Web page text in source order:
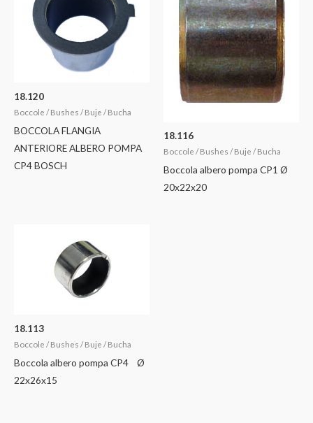
18.120
Boccole / Bushes / Buje / Bucha
BOCCOLA FLANGIA
ANTERIORE ALBERO POMPA
CP4 BOSCH
18.116
Boccole / Bushes / Buje / Bucha
Boccola albero pompa CP1 Ø
20x22x20
18.113
Boccole / Bushes / Buje / Bucha
Boccola albero pompa CP4 Ø
22x26x15